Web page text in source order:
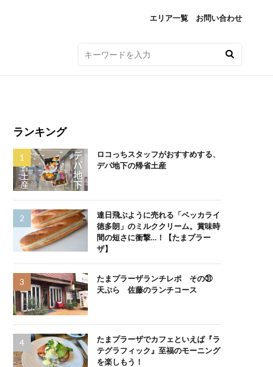
エリア一覧 お問い合わせ
ランキング
ロコっちスタッフがおすすめする、
デパ地下の帰省土産
連日飛ぶように売れる「ベッカライ
徳多朗」のミルククリーム。賞味時
間の短さに衝撃…！【たまプラー
ザ】
たまプラーザランチレポ その㉛
天ぷら 佐藤のランチコース
たまプラーザでカフェといえば『ラ
テグラフィック』至福のモーニング
を楽しもう！